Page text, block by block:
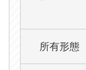
所有形態